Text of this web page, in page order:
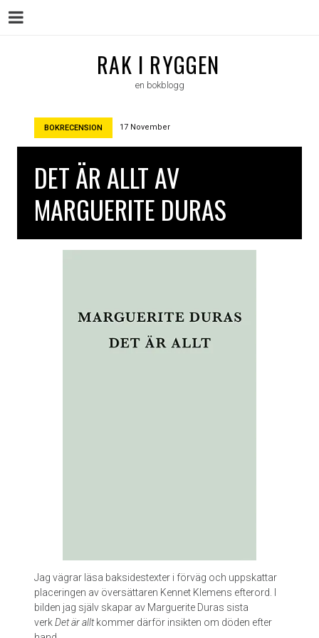
RAK I RYGGEN
en bokblogg
BOKRECENSION 17 November
DET ÄR ALLT AV
MARGUERITE DURAS
Jag vägrar läsa baksidestexter i förväg och uppskattar
placeringen av översättaren Kennet Klemens efterord. I
bilden jag själv skapar av Marguerite Duras sista
verkDet är alltkommer därför insikten om döden efter
Menu